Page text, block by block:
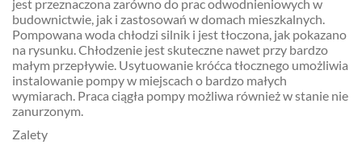
jest przeznaczona zarówno do prac odwodnieniowych w
budownictwie, jak i zastosowań w domach mieszkalnych.
Pompowana woda chłodzi silnik i jest tłoczona, jak pokazano
na rysunku. Chłodzenie jest skuteczne nawet przy bardzo
małym przepływie. Usytuowanie króćca tłocznego umożliwia
instalowanie pompy w miejscach o bardzo małych
wymiarach. Praca ciągła pompy możliwa również w stanie nie
zanurzonym.
Zalety